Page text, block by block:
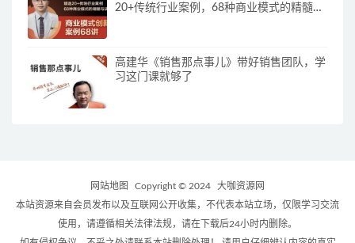
20+传统行业案例，68种商业模式的精髓与
高建华《销售那点事儿》带好销售团队，学
习这门课就够了
网站地图 Copyright © 2024
大咖资源网
本站资源来自会员发布以及互联网公开收集，不代表本站立场，仅限学习交流
使用，请遵循相关法律法规，请在下载后24小时内删除。